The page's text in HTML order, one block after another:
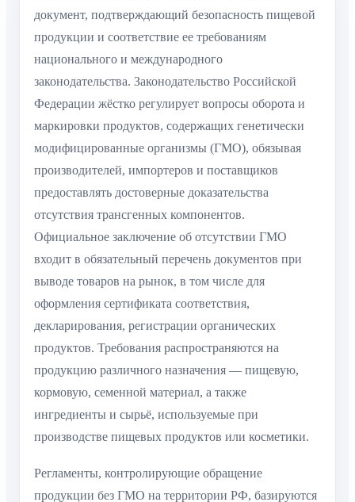
документ, подтверждающий безопасность пищевой
продукции и соответствие ее требованиям
национального и международного
законодательства. Законодательство Российской
Федерации жёстко регулирует вопросы оборота и
маркировки продуктов, содержащих генетически
модифицированные организмы (ГМО), обязывая
производителей, импортеров и поставщиков
предоставлять достоверные доказательства
отсутствия трансгенных компонентов.
Официальное заключение об отсутствии ГМО
входит в обязательный перечень документов при
выводе товаров на рынок, в том числе для
оформления сертификата соответствия,
декларирования, регистрации органических
продуктов. Требования распространяются на
продукцию различного назначения — пищевую,
кормовую, семенной материал, а также
ингредиенты и сырьё, используемые при
производстве пищевых продуктов или косметики.
Регламенты, контролирующие обращение
продукции без ГМО на территории РФ, базируются